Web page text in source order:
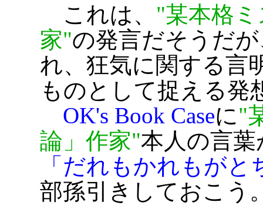
これは、
某本格
家 の発言だそうだ
れ、狂気に関する言
ものとして捉える発
OK's Book Caseに
論」作家 本人の言
「だれもかれもが
部孫引きしておこう